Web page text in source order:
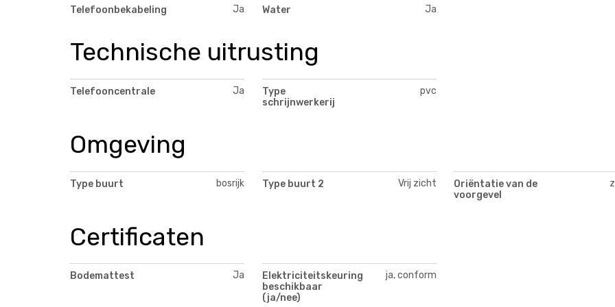
Telefoonbekabeling Ja Water Ja
Technische uitrusting
Telefooncentrale Ja
Type
schrijnwerkerij
pvc
Omgeving
Type buurt bosrijk Type buurt 2 Vrij zicht
Oriëntatie van de
voorgevel
Certificaten
Bodemattest Ja
Elektriciteitskeuring
beschikbaar
(ja/nee)
ja, conform